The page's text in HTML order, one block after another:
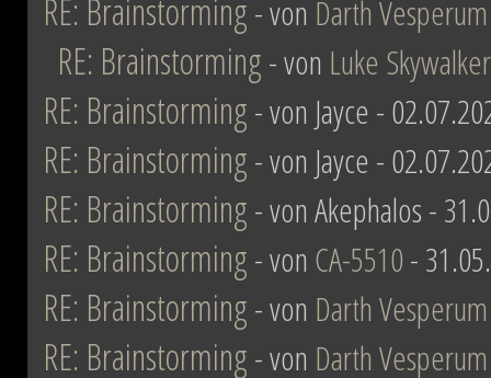
RE: Brainstorming- von Darth Vesperum
RE: Brainstorming- von Luke Skywalker
RE: Brainstorming- von Jayce -
RE: Brainstorming- von Jayce -
RE: Brainstorming- von Akephalos -
RE: Brainstorming- von CA-5510-
RE: Brainstorming- von Darth Vesperum
RE: Brainstorming- von Darth Vesperum